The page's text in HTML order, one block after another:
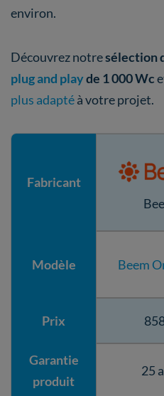
environ.
Découvrez notresélection
plug and playde 1 000 Wc
plus adaptéà votre projet.
Fabricant
Modèle Beem
Prix
Garantie
produit
25